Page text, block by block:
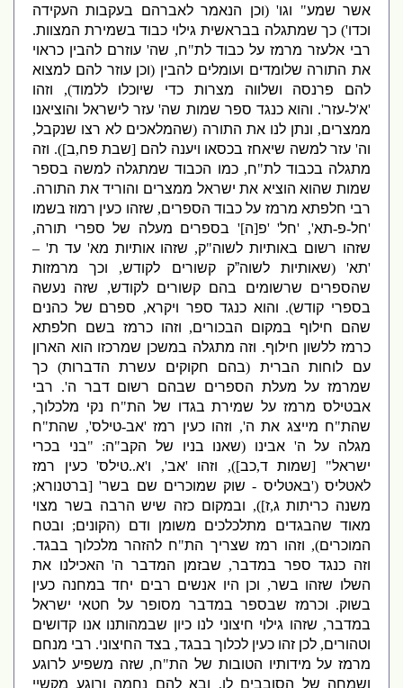
אשר שמע"וגו ' (וכן הנאמר לאברהם בעקבות העקידה
וכדו')כך שמתגלה בבראשית גילוי כבוד בשמירת המצוות.
רביאלעזר מרמז על כבוד לת"ח,שה'עוזרם להבין כראוי
את התורה שלומדים ועומלים להבין(וכן עוזר להם למצוא
להם פרנסה ושלווה מצרות כדי שיוכלו ללמוד),וזהו
'ל-עזר'.והוא כנגד ספר שמות שה'עזר לישראל והוציאנו
ממצרים,ונתן לנו את התורה(שהמלאכים לא רצו שנקבל,
'עזר למשה שיאחז בכסאו ויענה להם[שבת פח,ב]).וזה
מתגלה בכבוד לת"ח,כמו הכבוד שמתגלה למשה בספר
שמות שהוא הוציא את ישראל ממצרים והוריד את התורה.
רבי חלפתא מרמז על כבוד הספרים,שזהו כעין רמוז בשמו
חל-פ-תא', 'חל' 'פ [ה]'בספרים מעלה של ספרי תורה,
שזהו רשום באותיות לשוה"ק,שזהו אותיות מא'עד ת ' –
תא' ( שאותיות לשוה”ק קשורים לקודש,וכך מרמזות
שהספרים שרשומים בהם קשורים לקודש,שזה נעשה
בספריקודש).והוא כנגד ספר ויקרא,ספרם של כהנים
שהם חילוף במקום הבכורים,וזהו כרמז בשם חלפתא
כרמז ללשון חילוף.וזה מתגלה במשכן שמרכזו הוא הארון
עם לוחות הברית( בהם חקוקים עשרת הדברות)כך
שמרמז על מעלת הספרים שבהם רשום דבר ה '.רבי
אבטילס מרמז על שמירת בגדו של הת"ח נקי מלכלוך,
שהת"ח מייצג את ה ',וזהו כעין רמז'אב-טילס',שהת"ח
מגלה על ה 'אבינו( שאנו בניו של הקב"ה: "
בני בכרי
ישראל" [ שמות ד כב]),וזהו'אב',ו א..טילס'כעין רמז
לאטליס(' באטליס- שוק שמוכרים שם בשר' [ברטנורא;
משנה כריתות ג, ז])
,ובמקום כזה שיש הרבה בשר מצוי
מאוד שהבגדים מתלכלכים משומן ודם( הקונים;ובטח
המוכרים),וזהו רמז שצריך הת"ח להזהר מלכלוך בבגד.
וזה כנגד ספר במדבר,שבזמן המדבר ה 'האכילנו את
השלו שזהו בשר,וכן היו אנשים רבים יחד במחנה כעין
בשוק.וכרמז שבספר במדבר מסופר על חטאי ישראל
במדבר,שזהו גילוי חיצוני לנו כיון שבמהותנו אנו קדושים
וטהורים,לכן זהו כעין לכלוך בבגד,בצד החיצוני.רבי מנחם
מרמז על מידותיו הטובות של הת"ח,שזה משפיע לרוגע
ושמחה של הסובבים לו ,ובא להם נחמה ורוגע מקשיי